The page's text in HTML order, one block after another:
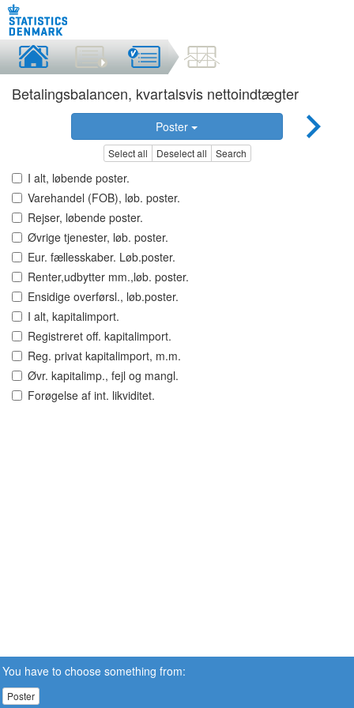
Betalingsbalancen, kvartalsvis nettoindtægter
Poster
Select all Deselect all Search
I alt, løbende poster.
Varehandel (FOB), løb. poster.
Rejser, løbende poster.
Øvrige tjenester, løb. poster.
Eur. fællesskaber. Løb.poster.
Renter,udbytter mm.,løb. poster.
Ensidige overførsl., løb.poster.
I alt, kapitalimport.
Registreret off. kapitalimport.
Reg. privat kapitalimport, m.m.
Øvr. kapitalimp., fejl og mangl.
Forøgelse af int. likviditet.
You have to choose something from:
Poster